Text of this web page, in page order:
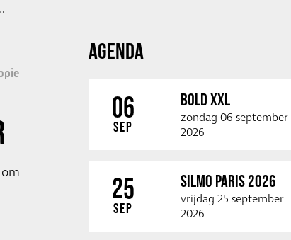
AGENDA
06
SEP
BOLD XXL
zondag 06 september
2026
25
SEP
SILMO PARIS 2026
vrijdag 25 september -
2026